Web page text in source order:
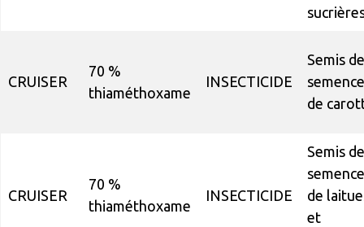
CRUISER
70 %
thiaméthoxame
INSECTICIDE
Semis de
de
CRUISER
70 %
thiaméthoxame
INSECTICIDE
Semis de
de
et